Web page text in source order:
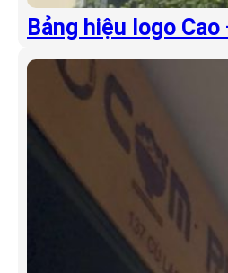
Bảng hiệu logo